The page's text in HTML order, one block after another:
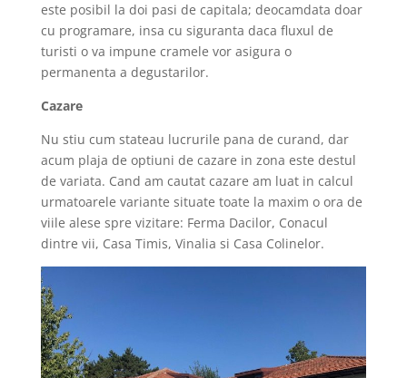
este posibil la doi pasi de capitala; deocamdata doar
cu programare, insa cu siguranta daca fluxul de
turisti o va impune cramele vor asigura o
permanenta a degustarilor.
Cazare
Nu stiu cum stateau lucrurile pana de curand, dar
acum plaja de optiuni de cazare in zona este destul
de variata. Cand am cautat cazare am luat in calcul
urmatoarele variante situate toate la maxim o ora de
viile alese spre vizitare: Ferma Dacilor, Conacul
dintre vii, Casa Timis, Vinalia si Casa Colinelor.